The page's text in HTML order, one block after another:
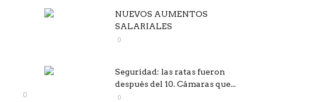
0
NUEVOS AUMENTOS
SALARIALES
0
Seguridad: las ratas fueron
después del 10. Cámaras que...
0